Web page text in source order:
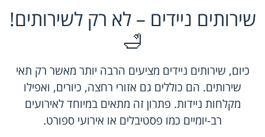
שירותים ניידים – לא רק לשירותים!
🛁
כיום, שירותים ניידים מציעים הרבה יותר מאשר רק תאי
שירותים. הם כוללים גם אזורי רחצה, כיורים, ואפילו
מקלחות ניידות. פתרון זה מתאים במיוחד לאירועים
רב-יומיים כמו פסטיבלים או אירועי ספורט.